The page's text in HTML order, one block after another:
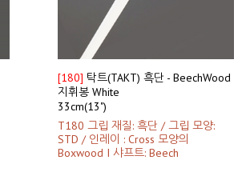
[180] 탁트(TAKT) 흑단 - BeechWood
지휘봉 White
33cm(13")
T180 그립 재질: 흑단 / 그립 모양:
STD / 인레이 : Cross 모양의
Boxwood I 샤프트: Beech